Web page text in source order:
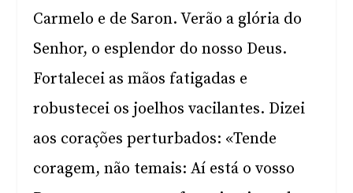
Carmelo e de Saron. Verão a glória do
Senhor, o esplendor do nosso Deus.
Fortalecei as mãos fatigadas e
robustecei os joelhos vacilantes. Dizei
aos corações perturbados: «Tende
coragem, não temais: Aí está o vosso